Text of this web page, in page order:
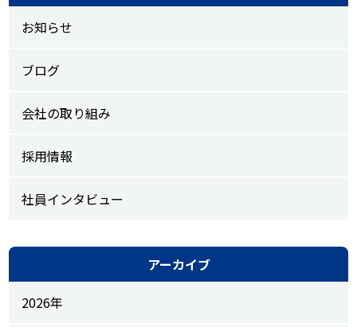
お知らせ
ブログ
会社の取り組み
採用情報
社員インタビュー
アーカイブ
2026年